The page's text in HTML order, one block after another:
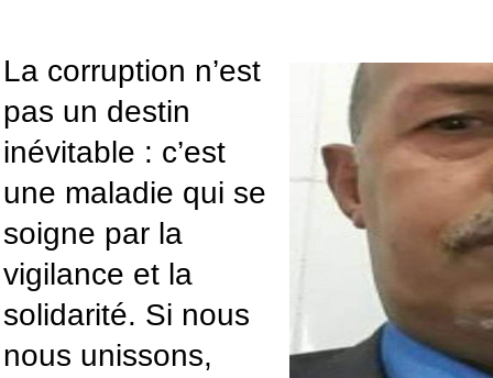
La corruption n’est
pas un destin
inévitable : c’est
une maladie qui se
soigne par la
vigilance et la
solidarité. Si nous
nous unissons,